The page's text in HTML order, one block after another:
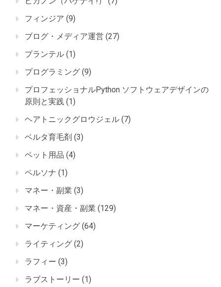
フィンジア (9)
ブログ・メディア運営 (27)
プランテル (1)
プログラミング (9)
プロフェッショナルPython ソフトウェアデザインの
原則と実践 (1)
ヘアトニックグロウジェル (7)
ベルタ育毛剤 (3)
ペット用品 (4)
ペルソナ (1)
マネー・副業 (3)
マネー・資産・副業 (129)
マーケティング (64)
ライティング (2)
ラフィー (3)
ラブストーリー (1)